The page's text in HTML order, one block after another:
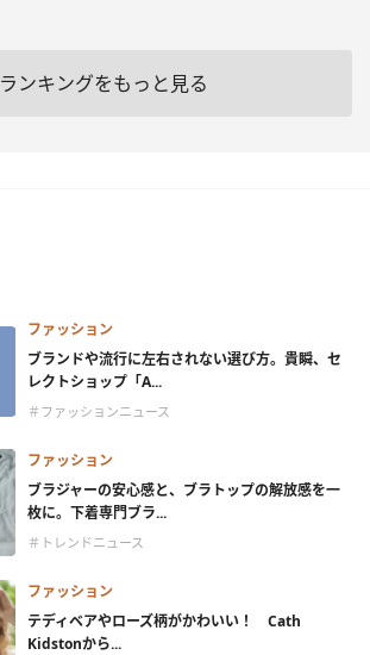
ランキングをもっと見る
ファッション
ブランドや流行に左右されない選び方。貴瞬、セ
レクトショップ「A...
＃ファッションニュース
ファッション
ブラジャーの安心感と、ブラトップの解放感を一
枚に。下着専門ブラ...
＃トレンドニュース
ファッション
テディベアやローズ柄がかわいい！ Cath
Kidstonから...